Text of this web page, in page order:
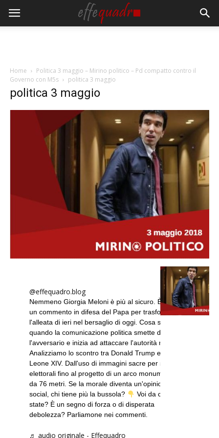
Home
Politica 3 maggio – Mirino politico – Pd compatto contro il
Governo con M5s
politica 3 maggio
politica 3 maggio
@effequadro.blog
Nemmeno Giorgia Meloni è più al sicuro. È bastato
un commento in difesa del Papa per trasformare
l'alleata di ieri nel bersaglio di oggi. Cosa succede
quando la comunicazione politica smette di colpire
l'avversario e inizia ad attaccare l'autorità morale?
Analizziamo lo scontro tra Donald Trump e Papa
Leone XIV. Dall'uso di immagini sacre per scopi
elettorali fino al progetto di un arco monumentale
da 76 metri. Se la morale diventa un'opinione
social, chi tiene più la bussola?
Voi da che parte
state? È un segno di forza o di disperata
debolezza? Parliamone nei commenti.
♬ audio originale - Effequadro